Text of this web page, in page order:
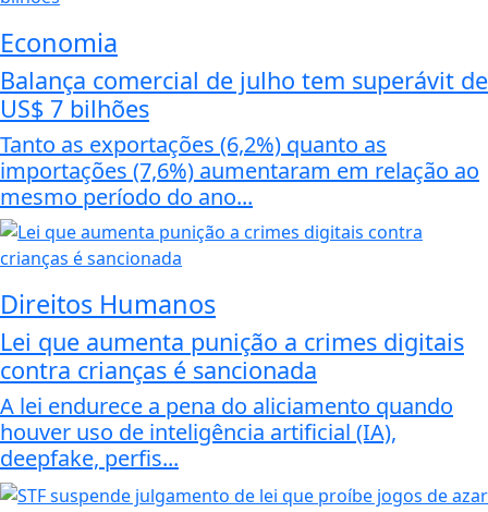
Economia
Balança comercial de julho tem superávit de
US$ 7 bilhões
Tanto as exportações (6,2%) quanto as
importações (7,6%) aumentaram em relação ao
mesmo período do ano...
Direitos Humanos
Lei que aumenta punição a crimes digitais
contra crianças é sancionada
A lei endurece a pena do aliciamento quando
houver uso de inteligência artificial (IA),
deepfake, perfis...